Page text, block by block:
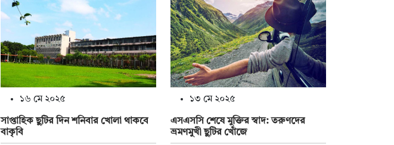
১৬ মে ২০২৫
সাপ্তাহিক ছুটির দিন শনিবার খোলা থাকবে
বাকৃবি
১৩ মে ২০২৫
এসএসসি শেষে মুক্তির স্বাদ: তরুণদের
ভ্রমণমুখী ছুটির খোঁজে